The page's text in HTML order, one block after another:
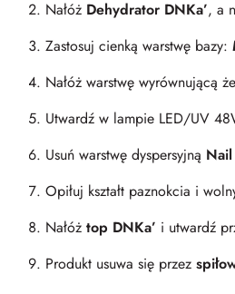
Nałóż Dehydrator DNKa’, a
Zastosuj cienką warstwę bazy:
Nałóż warstwę wyrównującą
Utwardź w lampie LED/UV
Usuń warstwę dyspersyjną
Opiłuj kształt paznokcia i
Nałóż top DNKa’ i utwardź
Produkt usuwa się przez